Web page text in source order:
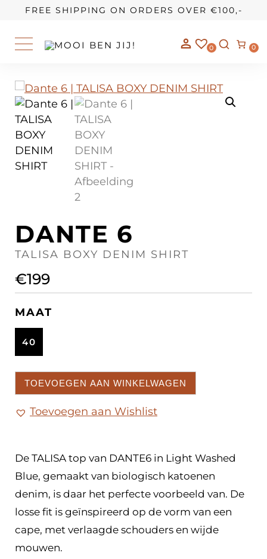
FREE SHIPPING ON ORDERS OVER €100,-
0 0
OUR STORY
DANTE 6
TALISA BOXY DENIM SHIRT
€199
MAAT
40
TOEVOEGEN AAN WINKELWAGEN
Toevoegen aan Wishlist
De TALISA top van DANTE6 in Light Washed
Blue, gemaakt van biologisch katoenen
denim, is daar het perfecte voorbeeld van. De
losse fit is geïnspireerd op de vorm van een
cape, met verlaagde schouders en wijde
mouwen.